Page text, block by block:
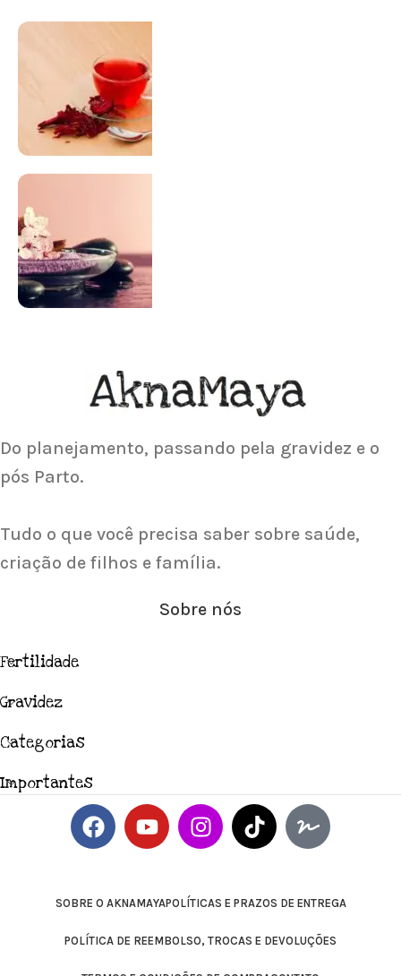
Para antes e depois de engravidar
Saiba Mais
Acupuntura focada para Fertilidade e
Gravidez
Saiba Mais
Do planejamento, passando pela gravidez e o
pós Parto.
Tudo o que você precisa saber sobre saúde,
criação de filhos e família.
Sobre nós
Fertilidade
Gravidez
Categorias
Importantes
SOBRE O AKNAMAYAPOLÍTICAS E PRAZOS DE ENTREGA
POLÍTICA DE REEMBOLSO, TROCAS E DEVOLUÇÕES